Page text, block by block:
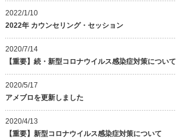
2022/1/10
2022年 カウンセリング・セッション
2020/7/14
【重要】続・新型コロナウイルス感染症対策について
2020/5/17
アメブロを更新しました
2020/4/13
【重要】新型コロナウイルス感染症対策について